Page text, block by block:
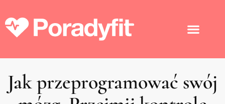
Jak przeprogramować swój